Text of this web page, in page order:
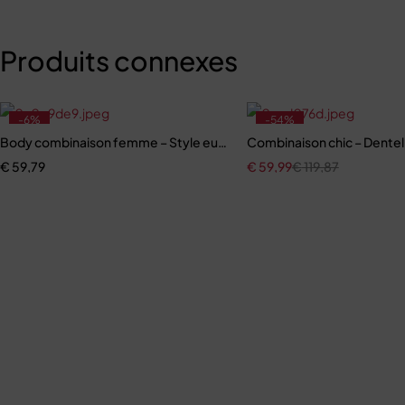
Produits connexes
-6%
Body combinaison femme – Style européen et américain avec
€ 59,79
-54%
Combinaison chic –
€119,87
€ 59,99